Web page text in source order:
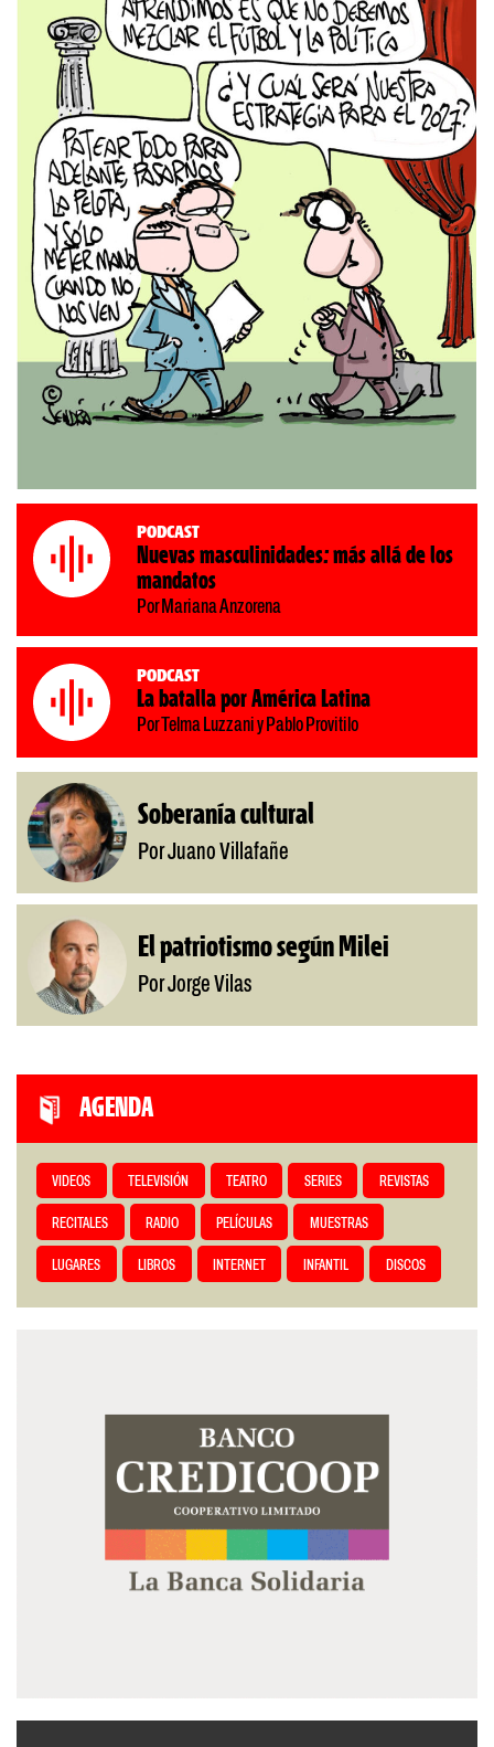
Podcast
Nuevas masculinidades: más allá de los
mandatos
Por Mariana Anzorena
Podcast
La batalla por América Latina
Por Telma Luzzani y Pablo Provitilo
Soberanía cultural
Por Juano Villafañe
El patriotismo según Milei
Por Jorge Vilas
AGENDA
VIDEOS TELEVISIÓN TEATRO SERIES REVISTAS
RECITALES RADIO PELÍCULAS MUESTRAS
LUGARES LIBROS INTERNET INFANTIL DISCOS